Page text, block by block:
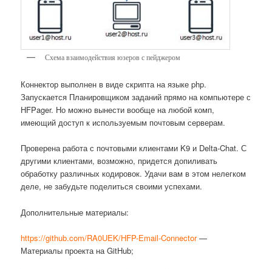
Схема взаимодействия юзеров с пейджером
Коннектор выполнен в виде скрипта на языке php.
Запускается Планировщиком заданий прямо на компьютере с
HFPager. Но можно вынести вообще на любой комп,
имеющий доступ к используемым почтовым серверам.
Проверена работа с почтовыми клиентами K9 и Delta-Chat. С
другими клиентами, возможно, придется допиливать
обработку различных кодировок. Удачи вам в этом нелегком
деле, не забудьте поделиться своими успехами.
Дополнительные материалы:
https://github.com/RA0UEK/HFP-Email-Connector—
Материалы проекта на GitHub;